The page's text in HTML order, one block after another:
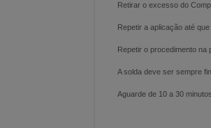
Retirar o excesso do
Repetir a aplicação até
Repetir o procedimento na
A solda deve ser sempre
Aguarde de 10 a 30